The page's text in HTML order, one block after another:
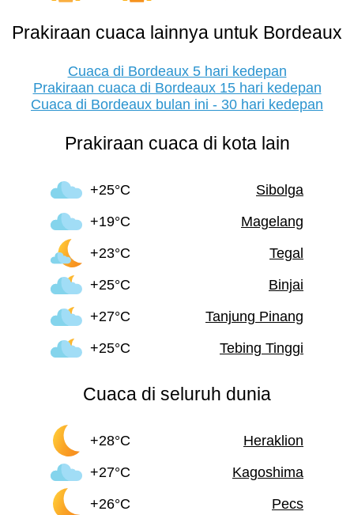
Prakiraan cuaca lainnya untuk Bordeaux
Cuaca di Bordeaux 5 hari kedepan
Prakiraan cuaca di Bordeaux 15 hari kedepan
Cuaca di Bordeaux bulan ini - 30 hari kedepan
Prakiraan cuaca di kota lain
+25°C
Sibolga
+19°C
Magelang
+23°C
Tegal
+25°C
Binjai
+27°C
Tanjung Pinang
+25°C
Tebing Tinggi
Cuaca di seluruh dunia
+28°C
Heraklion
+27°C
Kagoshima
+26°C
Pecs